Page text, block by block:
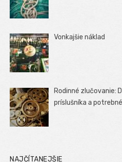
Vonkajšie náklad
Rodinné zlučovanie:
príslušníka a
NAJČÍTANEJŠIE